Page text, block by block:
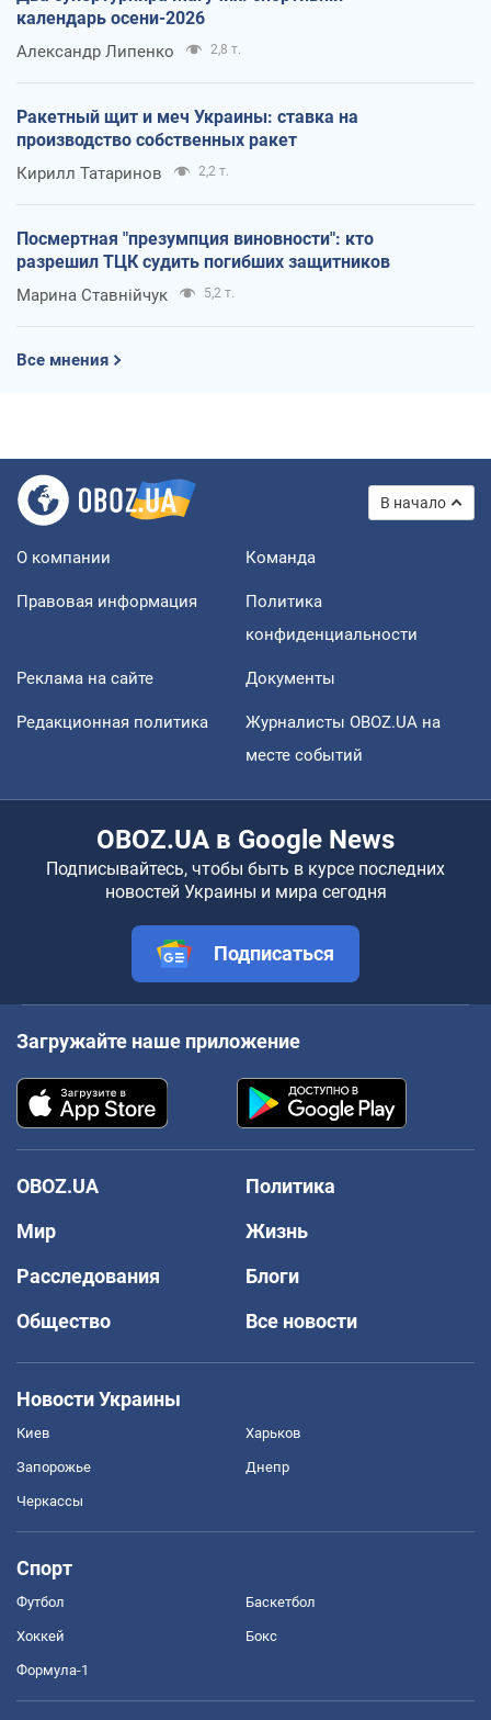
календарь осени-2026
Александр Липенко 2,8 т.
Ракетный щит и меч Украины: ставка на
производство собственных ракет
Кирилл Татаринов 2,2 т.
Посмертная "презумпция виновности": кто
разрешил ТЦК судить погибших защитников
Марина Ставнійчук 5,2 т.
Все мнения
В начало
О компании Команда
Правовая информация
Политика
конфиденциальности
Реклама на сайте Документы
Редакционная политика
Журналисты OBOZ.UA на
месте событий
OBOZ.UA в Google News
Подписывайтесь, чтобы быть в курсе последних
новостей Украины и мира сегодня
Подписаться
Загружайте наше приложение
OBOZ.UA
Политика
Мир
Жизнь
Расследования
Блоги
Общество
Все новости
Новости Украины
Киев Харьков
Запорожье Днепр
Черкассы
Спорт
Футбол Баскетбол
Хоккей Бокс
Формула-1